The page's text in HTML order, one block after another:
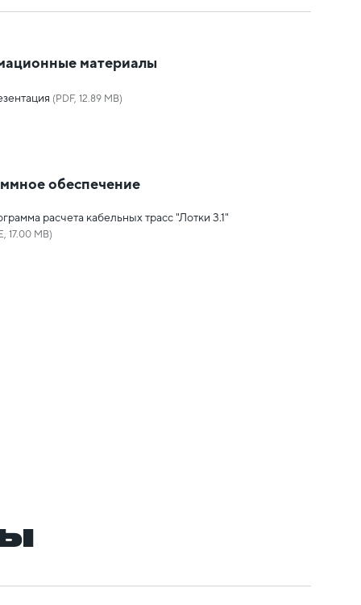
материалы
(PDF, 12.89 MB)
обеспечение
расчета кабельных трасс "Лотки 3.1"
17.00 MB)